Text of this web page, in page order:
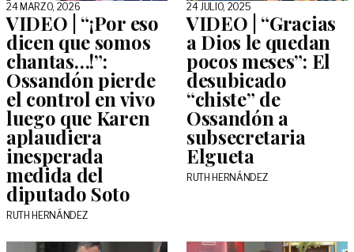
24 MARZO, 2026
VIDEO | “¡Por eso
dicen que somos
chantas…!”:
Ossandón pierde
el control en vivo
luego que Karen
aplaudiera
inesperada
medida del
diputado Soto
RUTH HERNÁNDEZ
24 JULIO, 2025
VIDEO | “Gracias
a Dios le quedan
pocos meses”: El
desubicado
“chiste” de
Ossandón a
subsecretaria
Elgueta
RUTH HERNÁNDEZ